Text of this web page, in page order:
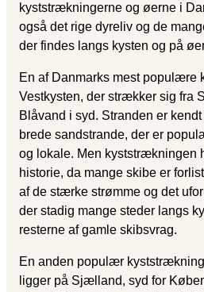
kyststrækningerne og øerne i
også det rige dyreliv og de
der findes langs kysten og på
En af Danmarks mest populære
Vestkysten, der strækker sig fra
Blåvand i syd. Stranden er
brede sandstrande, der er
og lokale. Men kyststrækningen
historie, da mange skibe er
af de stærke strømme og det
der stadig mange steder langs
resterne af gamle skibsvrag.
En anden populær
ligger på Sjælland, syd for